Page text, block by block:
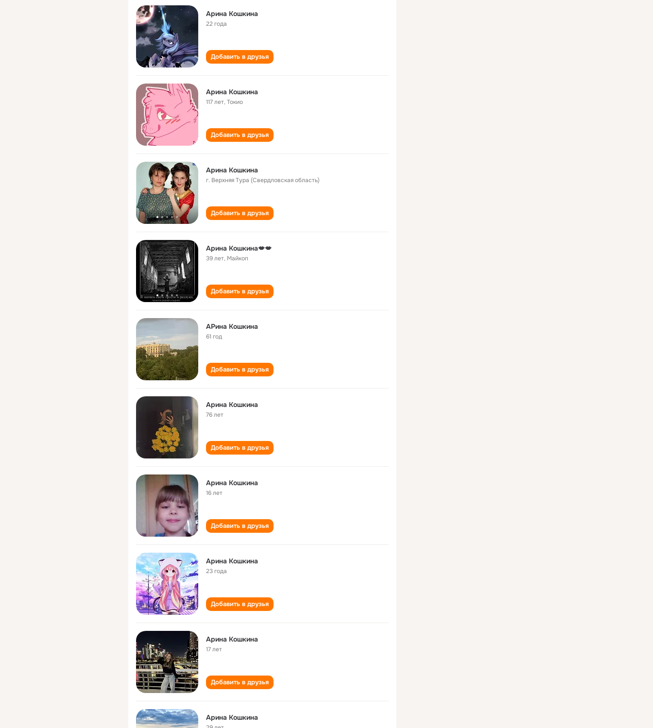
Арина Кошкина
22 года
Добавить в друзья
Арина Кошкина
117 лет,Токио
Добавить в друзья
Арина Кошкина
г. Верхняя Тура (Свердловская область)
Добавить в друзья
Арина Кошкина💋💋
39 лет, Майкоп
Добавить в друзья
AРина Кошкина
61 год
Добавить в друзья
Арина Кошкина
76 лет
Добавить в друзья
Арина Кошкина
16 лет
Добавить в друзья
Арина Кошкина
23 года
Добавить в друзья
Арина Кошкина
17 лет
Добавить в друзья
Арина Кошкина